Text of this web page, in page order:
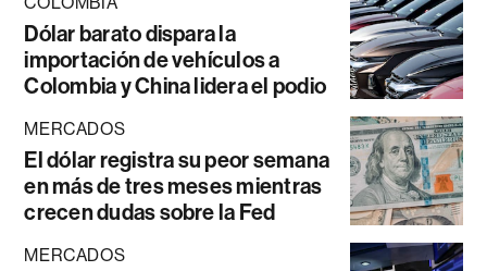
Dólar barato dispara la
importación de vehículos a
Colombia y China lidera el podio
MERCADOS
El dólar registra su peor semana
en más de tres meses mientras
crecen dudas sobre la Fed
MERCADOS